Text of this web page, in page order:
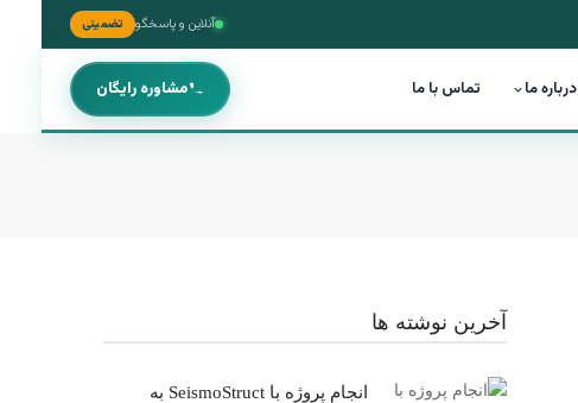
آنلاین و پاسخگو تضمینی
درباره ما تماس با ما مشاوره رایگان
آخرین نوشته ها
انجام پروژه با SeismoStruct به